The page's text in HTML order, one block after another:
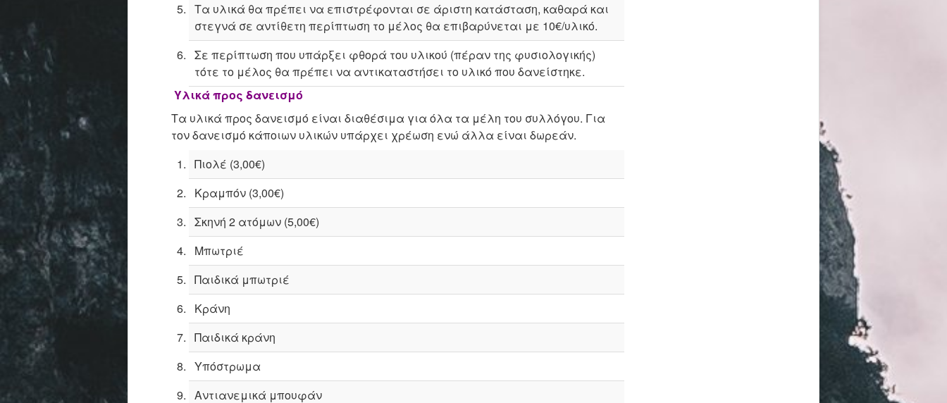
Τα υλικά θα πρέπει να επιστρέφονται σε άριστη κατάσταση, καθαρά και
στεγνά σε αντίθετη περίπτωση το μέλος θα επιβαρύνεται με 10€/υλικό.
Σε περίπτωση που υπάρξει φθορά του υλικού (πέραν της φυσιολογικής)
τότε το μέλος θα πρέπει να αντικαταστήσει το υλικό που δανείστηκε.
Υλικά προς δανεισμό
Τα υλικά προς δανεισμό είναι διαθέσιμα για όλα τα μέλη του συλλόγου. Για
τον δανεισμό κάποιων υλικών υπάρχει χρέωση ενώ άλλα είναι δωρεάν.
Πιολέ (3,00€)
Κραμπόν (3,00€)
Σκηνή 2 ατόμων (5,00€)
Μπωτριέ
Παιδικά μπωτριέ
Κράνη
Παιδικά κράνη
Υπόστρωμα
Αντιανεμικά μπουφάν